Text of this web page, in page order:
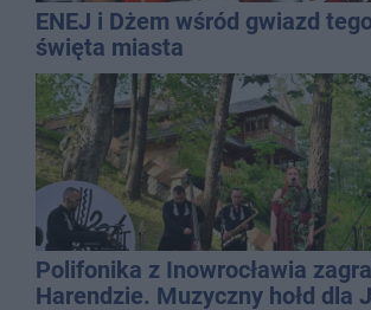
ENEJ i Dżem wśród gwiazd
święta miasta
Polifonika z Inowrocławia
Harendzie. Muzyczny hołd dla